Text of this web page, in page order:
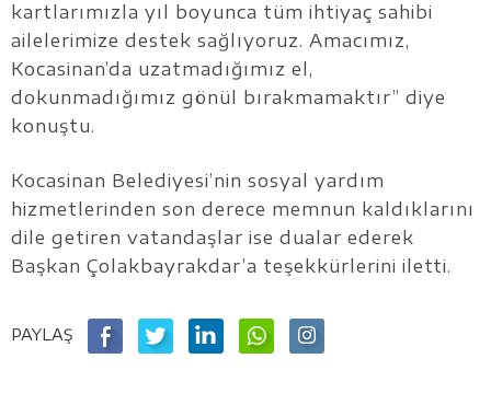
kartlarımızla yıl boyunca tüm ihtiyaç sahibi
ailelerimize destek sağlıyoruz. Amacımız,
Kocasinan’da uzatmadığımız el,
dokunmadığımız gönül bırakmamaktır” diye
konuştu.
Kocasinan Belediyesi’nin sosyal yardım
hizmetlerinden son derece memnun kaldıklarını
dile getiren vatandaşlar ise dualar ederek
Başkan Çolakbayrakdar’a teşekkürlerini iletti.
PAYLAŞ